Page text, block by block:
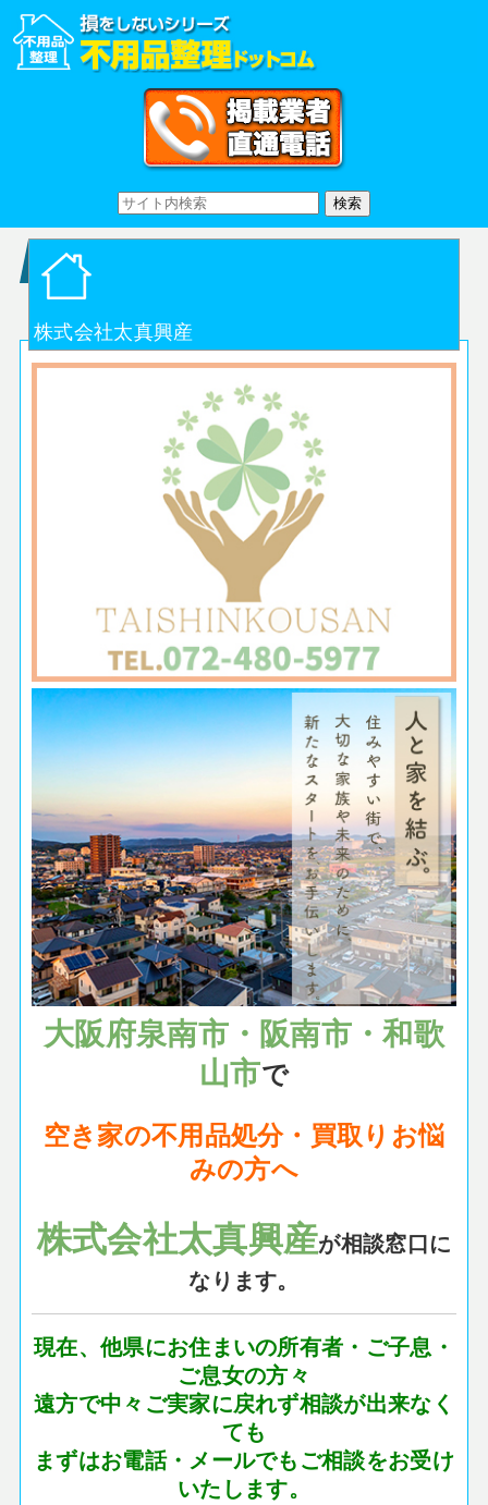
株式会社太真興産
大阪府泉南市・阪南市・和歌
山市で
空き家の不用品処分・買取りお悩
みの方へ
株式会社太真興産が相談窓口に
なります。
現在、他県にお住まいの所有者・ご子息・
ご息女の方々
遠方で中々ご実家に戻れず相談が出来なく
ても
まずはお電話・メールでもご相談をお受け
いたします。